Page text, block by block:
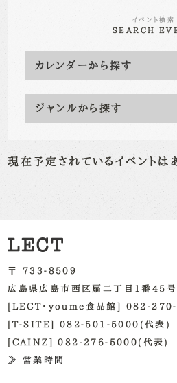
イベント検索
SEARCH
カレンダーから探す
ジャンルから探す
現在予定されているイベントは
〒 733-8509
広島県広島市西区扇二丁目1番45号
[LECT・youme食品館] 082-
[T-SITE] 082-501-5000(代表)
[CAINZ] 082-276-5000(代表)
≫ 営業時間